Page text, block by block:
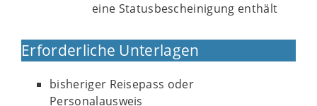
eine Statusbescheinigung enthält
Erforderliche Unterlagen
bisheriger Reisepass oder
Personalausweis